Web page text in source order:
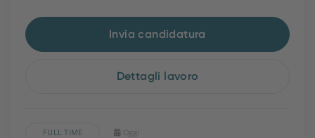
Invia candidatura
Dettagli lavoro
FULL TIME Oggi